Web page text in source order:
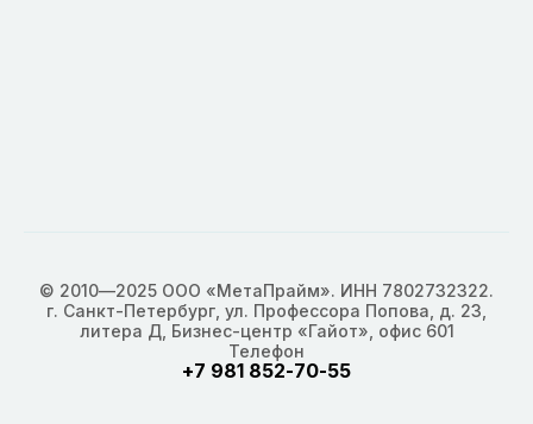
© 2010—2025 ООО «МетаПрайм». ИНН 7802732322.
г. Санкт-Петербург, ул. Профессора Попова, д. 23,
литера Д, Бизнес-центр «Гайот», офис 601
Телефон
+7 981 852-70-55